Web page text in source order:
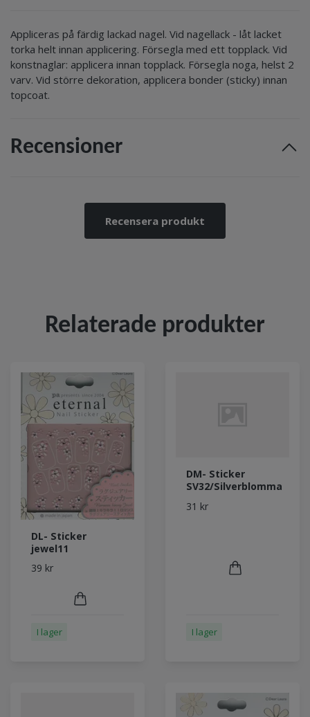
Appliceras på färdig lackad nagel. Vid nagellack - låt lacket
torka helt innan applicering. Försegla med ett topplack. Vid
konstnaglar: applicera innan topplack. Försegla noga, helst 2
varv. Vid större dekoration, applicera bonder (sticky) innan
topcoat.
Recensioner
Recensera produkt
Relaterade produkter
DL- Sticker
jewel11
39 kr
I lager
DM- Sticker
SV32/Silverblomma
31 kr
I lager